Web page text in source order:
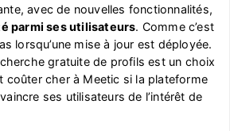
avec de nouvelles fonctionnalités,
parmi ses utilisateurs. Comme c’est
lorsqu’une mise à jour est déployée.
gratuite de profils est un choix
coûter cher à Meetic si la plateforme
ses utilisateurs de l’intérêt de